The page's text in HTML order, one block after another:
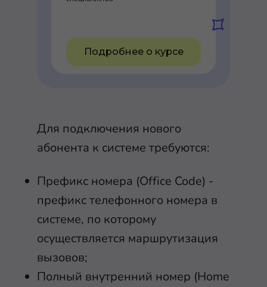
Подробнее о курсе
Для подключения нового
абонента к системе требуются:
Префикс номера (Office Code) -
префикс телефонного номера в
системе, по которому
осуществляется маршрутизация
вызовов;
Полный внутренний номер (Home